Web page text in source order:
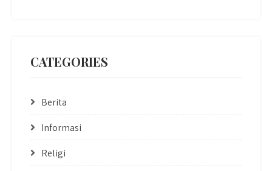
CATEGORIES
Berita
Informasi
Religi